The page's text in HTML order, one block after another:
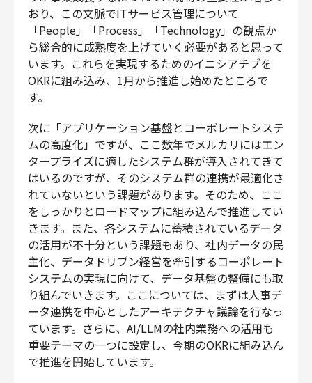
おり、この文脈でITサービス管理について
「People」「Process」「Technology」の観点か
ら総合的に成熟度を上げていく必要があると思って
います。これらを実現するためのイニシアチブを
OKRに組み込み、1月から推進し始めたところで
す。
次に「アプリケーション基盤とコーポレートシステ
ムの高度化」ですが、ここ数年でメルカリにはエン
タープライズに適したシステム群が導入されてきて
はいるのですが、そのシステム群の連携が最適化さ
れていないという課題があります。そのため、ここ
をしっかりとロードマップに組み込んで推進してい
きます。また、各システムに蓄積されているデータ
の活用が不十分という課題もあり、社内データの民
主化、データドリブン経営を牽引するコーポレート
システムの実現に向けて、データ基盤の整備にも取
り組んでいきます。ここについては、まずは人事デ
ータ連携を中心としたアーキテクチャ議論を行なっ
ています。さらに、AI/LLMの社内業務への活用も
重要テーマの一つに設定し、今期のOKRに組み込ん
で推進を開始しています。